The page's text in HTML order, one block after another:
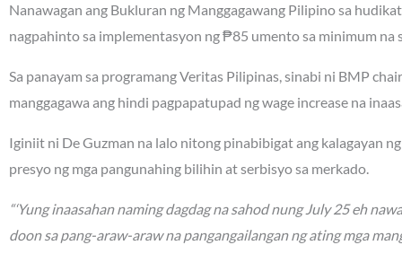
Nanawagan ang Bukluran ng Manggagawang Pilipino sa
nagpahinto sa implementasyon ng ₱85 umento sa minimum na
Sa panayam sa programang Veritas Pilipinas, sinabi ni BMP
manggagawa ang hindi pagpapatupad ng wage increase na
Iginiit ni De Guzman na lalo nitong pinabibigat ang kalagayan
presyo ng mga pangunahing bilihin at serbisyo sa merkado.
“‘Yung inaasahan naming dagdag na sahod nung July 25 eh
doon sa pang-araw-araw na pangangailangan ng ating mga